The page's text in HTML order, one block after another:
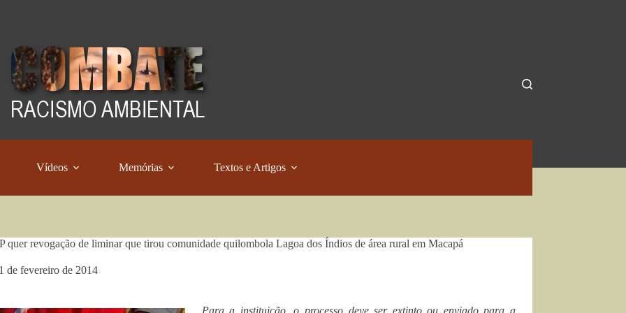
Vídeos Memórias Textos e Artigos
quer revogação de liminar que tirou comunidade quilombola Lagoa dos Índios de área rural em Macapá
de fevereiro de 2014
Para a instituição, o processo deve ser extinto ou enviado para a